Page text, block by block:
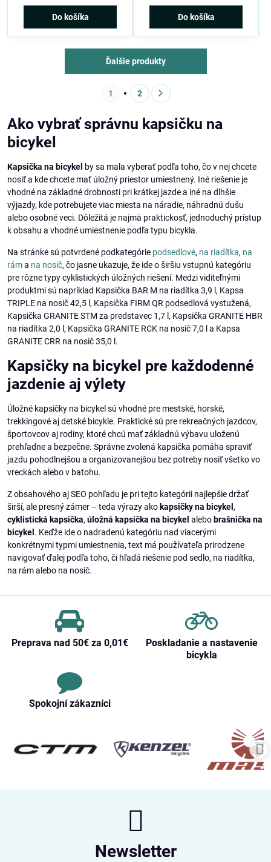
Do košíka Do košíka
Ďalšie produkty
1 2
Ako vybrať správnu kapsičku na
bicykel
Kapsička na bicykel by sa mala vyberať podľa toho, čo v nej chcete
nosiť a kde chcete mať úložný priestor umiestnený. Iné riešenie je
vhodné na základné drobnosti pri krátkej jazde a iné na dlhšie
výjazdy, kde potrebujete viac miesta na náradie, náhradnú dušu
alebo osobné veci. Dôležitá je najmä praktickosť, jednoduchý prístup
k obsahu a vhodné umiestnenie podľa typu bicykla.
Na stránke sú potvrdené podkategórie podsedlové, na riadítka, na
ráma na nosič, čo jasne ukazuje, že ide o širšiu vstupnú kategóriu
pre rôzne typy cyklistických úložných riešení. Medzi viditeľnými
produktmi sú napríklad Kapsička BAR M na riadítka 3,9 l, Kapsa
TRIPLE na nosič 42,5 l, Kapsička FIRM QR podsedlová vystužená,
Kapsička GRANITE STM za predstavec 1,7 l, Kapsička GRANITE HBR
na riadítka 2,0 l, Kapsička GRANITE RCK na nosič 7,0 l a Kapsa
GRANITE CRR na nosič 35,0 l.
Kapsičky na bicykel pre každodenné
jazdenie aj výlety
Úložné kapsičky na bicykel sú vhodné pre mestské, horské,
trekkingové aj detské bicykle. Praktické sú pre rekreačných jazdcov,
športovcov aj rodiny, ktoré chcú mať základnú výbavu uloženú
prehľadne a bezpečne. Správne zvolená kapsička pomáha spraviť
jazdu pohodlnejšou a organizovanejšou bez potreby nosiť všetko vo
vreckách alebo v batohu.
Z obsahového aj SEO pohľadu je pri tejto kategórii najlepšie držať
širší, ale presný zámer – teda výrazy ako kapsičky na bicykel ,
cyklistická kapsička, úložná kapsička na bicykel alebo brašnička na
bicykel . Keďže ide o nadradenú kategóriu nad viacerými
konkrétnymi typmi umiestnenia, text má používateľa prirodzene
navigovať ďalej podľa toho, či hľadá riešenie pod sedlo, na riadítka,
na rám alebo na nosič.
Preprava nad 50€ za 0,01€
Poskladanie a nastavenie
bicykla
Spokojní zákazníci
Newsletter